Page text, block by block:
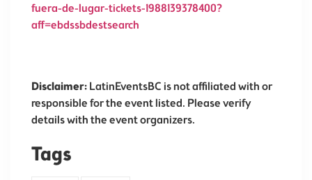
fuera-de-lugar-tickets-1988139378400?
aff=ebdssbdestsearch
Disclaimer: LatinEventsBC is not affiliated with or
responsible for the event listed. Please verify
details with the event organizers.
Tags